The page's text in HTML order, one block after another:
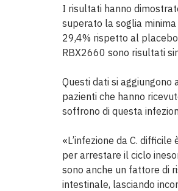
I risultati hanno
superato la soglia
29,4% rispetto al
RBX2660 sono risultati
Questi dati si aggiungono
pazienti che hanno
soffrono di questa
«L’infezione da C.
per arrestare il ciclo
sono anche un fattore di
intestinale, lasciando